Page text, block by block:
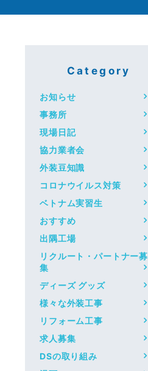
Category
お知らせ
事務所
現場日記
協力業者会
外装豆知識
コロナウイルス対策
ベトナム実習生
おすすめ
出隅工場
リクルート・パートナー募
集
ディーズ グッズ
様々な外装工事
リフォーム工事
求人募集
DSの取り組み